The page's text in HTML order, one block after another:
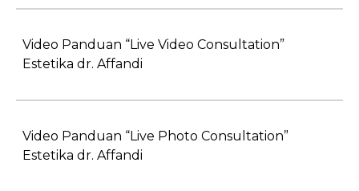
Video Panduan “Live Video Consultation”
Estetika dr. Affandi
Video Panduan “Live Photo Consultation”
Estetika dr. Affandi